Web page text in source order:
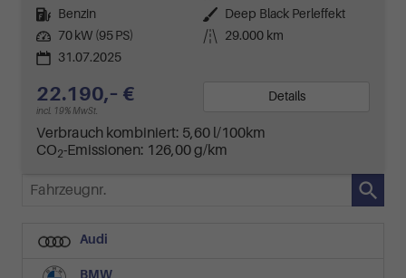
Kraftstoff
Benzin Außenfarbe
Deep Black Perleffekt
Leistung 70 kW (95 PS) Kilometerstand
29.000 km
31.07.2025
22.190,– €
incl. 19% MwSt.
Details
Verbrauch kombiniert: 5,60 l/100km
CO2-Emissionen: 126,00 g/km
Fahrzeugnr.
Audi
BMW